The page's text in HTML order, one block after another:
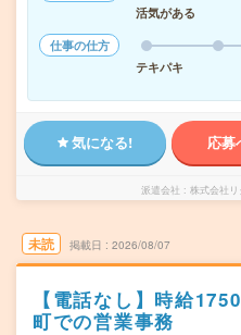
活気がある
仕事の仕方
テキパキ
気になる! 応募
派遣会社 株式会社
未読 掲載日 2026/08/07
【電話なし】時給
町での営業事務